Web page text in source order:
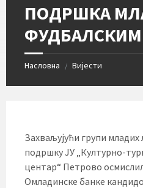
ПОДРШКА
Насловна / Вијести
Захваљујући групи младих
подршку ЈУ „Културно-
центар“ Петрово
Омладинске банке